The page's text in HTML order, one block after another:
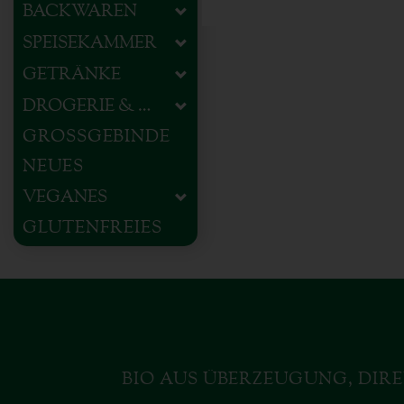
BACKWAREN
SPEISEKAMMER
GETRÄNKE
DROGERIE & HAUSHALT
GROSSGEBINDE
NEUES
VEGANES
GLUTENFREIES
BIO AUS ÜBERZEUGUNG,